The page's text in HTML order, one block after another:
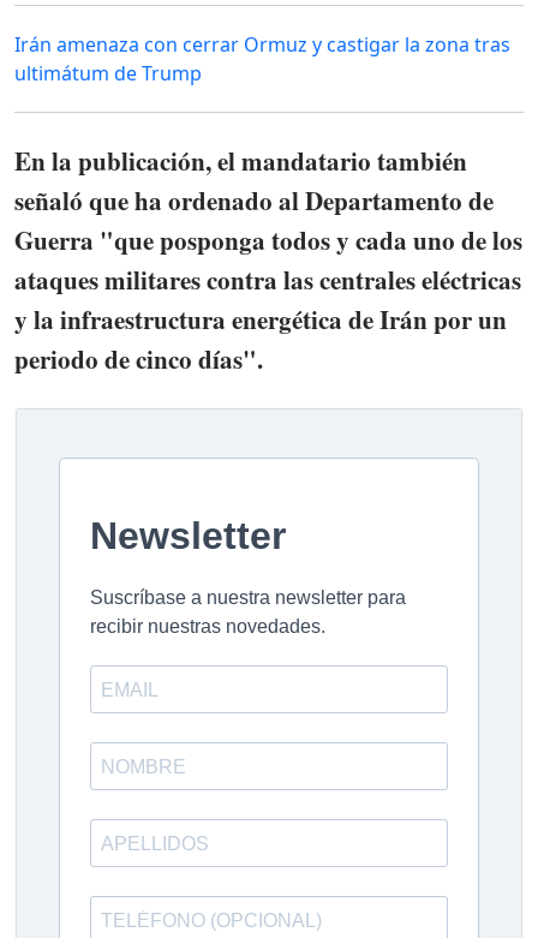
Irán amenaza con cerrar Ormuz y castigar la zona tras
ultimátum de Trump
En la publicación, el mandatario también
señaló que ha ordenado al Departamento de
Guerra "que posponga todos y cada uno de los
ataques militares contra las centrales eléctricas
y la infraestructura energética de Irán por un
periodo de cinco días".